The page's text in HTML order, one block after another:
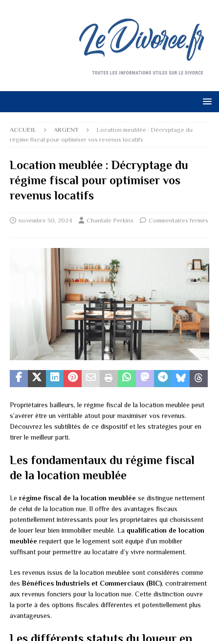
ACCUEIL ARGENT
Location meublée : Décryptage du
régime fiscal pour optimiser vos revenus locatifs
Location meublée : Décryptage du
régime fiscal pour optimiser vos
revenus locatifs
novembre 30, 2024 Chantale Perkins Commentaires fermés
Propriétaires bailleurs, le régime fiscal de la location meublée peut
s’avérer être un véritable atout pour maximiser vos revenus.
Découvrez les subtilités de ce dispositif et les stratégies pour en
tirer le meilleur parti.
Les fondamentaux du régime fiscal
de la location meublée
Le régime fiscal de la location meublée se distingue nettement
de celui de la location nue. Il offre des avantages fiscaux
potentiellement intéressants pour les propriétaires qui choisissent
de louer leur bien immobilier meublé. La qualification de location
meublée requiert que le logement soit équipé d’un mobilier
suffisant pour permettre au locataire d’y vivre normalement.
Les revenus issus de la location meublée sont considérés comme
desBénéfices Industriels et Commerciaux (BIC), contrairement
aux revenus fonciers pour la location nue. Cette distinction ouvre
la porte à des options fiscales différentes et potentiellement plus
avantageuses.